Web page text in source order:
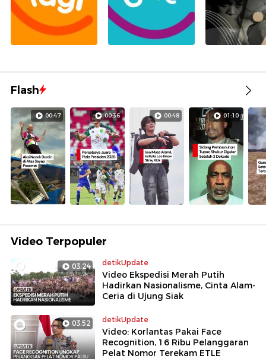
Flash
00:47 00:36 00:48 01:10
Video Terpopuler
03:24 detikUpdate
Video Ekspedisi Merah Putih
Hadirkan Nasionalisme, Cinta Alam-
Ceria di Ujung Siak
03:52 detikUpdate
Video: Korlantas Pakai Face
Recognition, 16 Ribu Pelanggaran
Pelat Nomor Terekam ETLE